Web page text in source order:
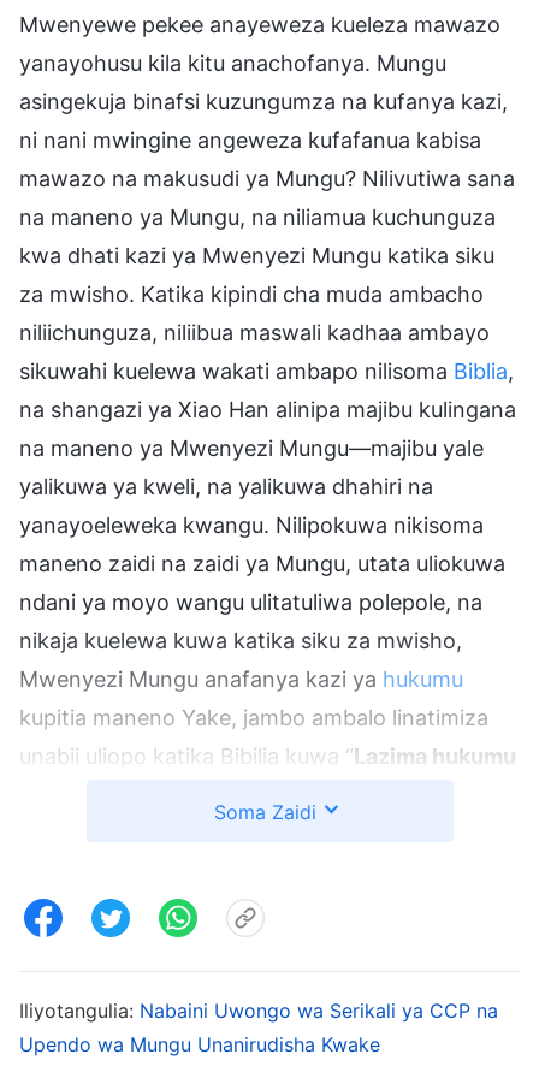
Mwenyewe pekee anayeweza kueleza mawazo
yanayohusu kila kitu anachofanya. Mungu
asingekuja binafsi kuzungumza na kufanya kazi,
ni nani mwingine angeweza kufafanua kabisa
mawazo na makusudi ya Mungu? Nilivutiwa sana
na maneno ya Mungu, na niliamua kuchunguza
kwa dhati kazi ya Mwenyezi Mungu katika siku
za mwisho. Katika kipindi cha muda ambacho
niliichunguza, niliibua maswali kadhaa ambayo
sikuwahi kuelewa wakati ambapo nilisoma Biblia,
na shangazi ya Xiao Han alinipa majibu kulingana
na maneno ya Mwenyezi Mungu—majibu yale
yalikuwa ya kweli, na yalikuwa dhahiri na
yanayoeleweka kwangu. Nilipokuwa nikisoma
maneno zaidi na zaidi ya Mungu, utata uliokuwa
ndani ya moyo wangu ulitatuliwa polepole, na
nikaja kuelewa kuwa katika siku za mwisho,
Mwenyezi Mungu anafanya kazi ya hukumu
kupitia maneno Yake, jambo ambalo linatimiza
unabii uliopo katika Bibilia kuwa “Lazima hukumu
ya mwisho ya kazi ya Mungu katika siku za
nilikuwa na hakika kuwa Mwenyezi Mungu ndiye
Bwana Yesu aliyerejea; nilikubali kazi ya
Soma Zaidi
Iliyotangulia: Nabaini Uwongo wa Serikali ya CCP na
Upendo wa Mungu Unanirudisha Kwake